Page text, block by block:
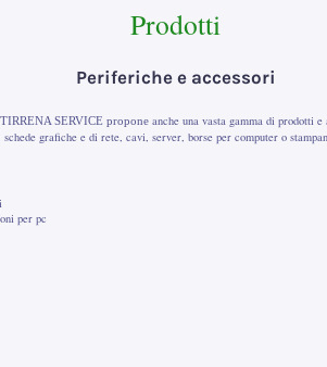
Prodotti
Periferiche e accessori
SERVICE proponeanche una vasta gamma di prodotti e
grafiche e di rete, cavi, server, borse per computer o
per pc